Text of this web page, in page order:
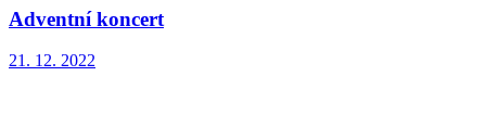
Adventní koncert
21. 12. 2022